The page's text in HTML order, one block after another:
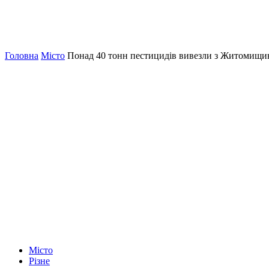
Головна Місто Понад 40 тонн пестицидів вивезли з
Місто
Різне